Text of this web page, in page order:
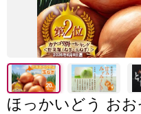
ほっかいどう おお